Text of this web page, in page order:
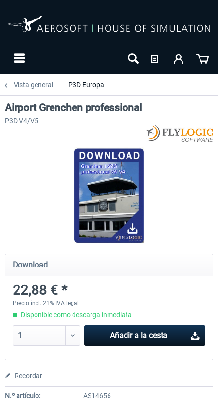
Vista general P3D Europa
Hamburg-Finkenwerder
12,10 € *
Madeira X Evolution
Airport Grenchen professional
P3D V4/V5
Download
22,88 € *
Precio incl. 21% IVA legal
Disponible como descarga inmediata
Añadir a la cesta
Recordar
N.º artículo:
AS14656